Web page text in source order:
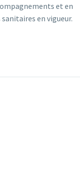
et en
en vigueur.